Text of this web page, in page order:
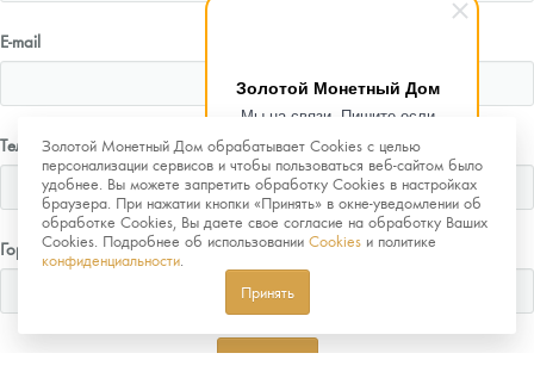
Золотой Монетный Дом
Мы на связи. Пишите если
возникнут любые вопросы.
Рады помочь.
Золотой Монетный Дом обрабатывает Cookies с целью
персонализации сервисов и чтобы пользоваться веб-сайтом было
удобнее. Вы можете запретить обработку Cookies в настройках
браузера. При нажатии кнопки «Принять» в окне-уведомлении об
обработке Cookies, Вы даете свое согласие на обработку Ваших
Cookies. Подробнее об использовании Cookies и политике
конфиденциальности
Принять
E-mail
Телефон
Город
Отправить